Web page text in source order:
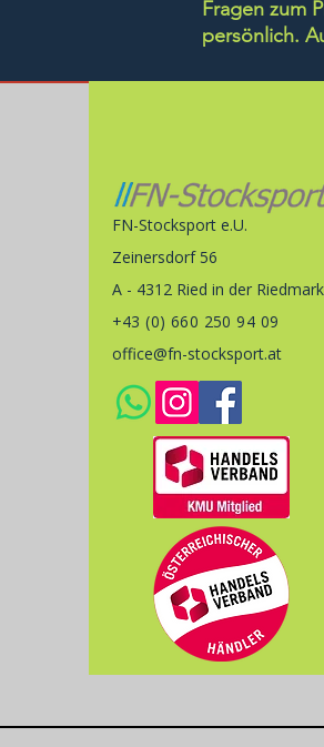
Fragen zum
persönlich.
FN-Stocksport e.U.
Zeinersdorf 56
A - 4312 Ried in der Riedmark
+43 (0) 660 250 94 09
office@fn-stocksport.at